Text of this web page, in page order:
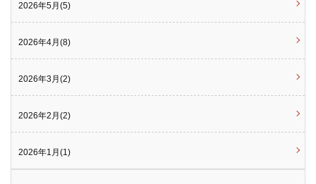
2026年5月(5)
2026年4月(8)
2026年3月(2)
2026年2月(2)
2026年1月(1)